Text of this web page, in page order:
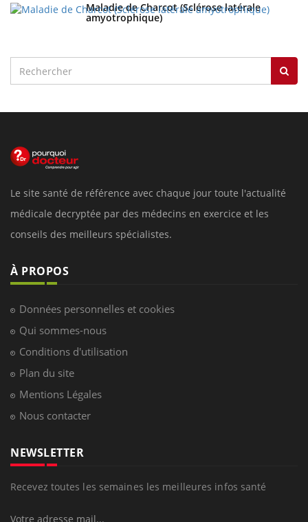
Maladie de Charcot (Sclérose latérale
amyotrophique)
Le site santé de référence avec chaque jour toute l'actualité
médicale decryptée par des médecins en exercice et les
conseils des meilleurs spécialistes.
À PROPOS
Données personnelles et cookies
Qui sommes-nous
Conditions d'utilisation
Plan du site
Mentions Légales
Nous contacter
NEWSLETTER
Recevez toutes les semaines les meilleures infos santé